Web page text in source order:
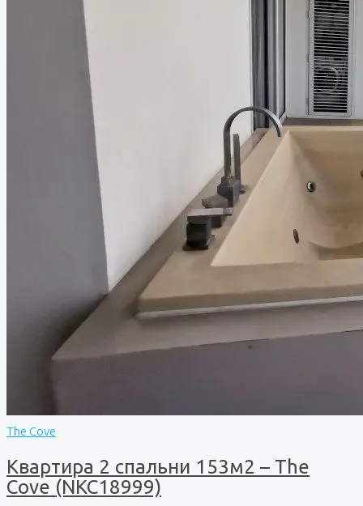
The Cove
Квартира 2 спальни 153м2 – The
Cove (NKC18999)